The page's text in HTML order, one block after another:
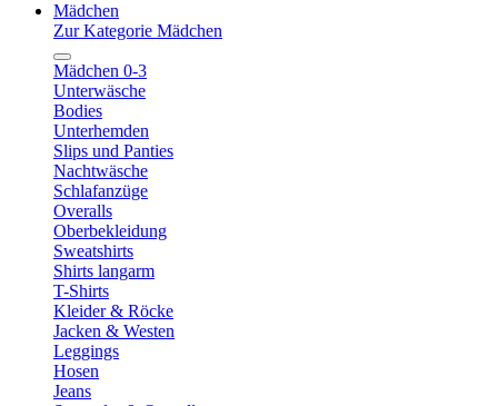
Mädchen
Zur Kategorie Mädchen
Mädchen 0-3
Unterwäsche
Bodies
Unterhemden
Slips und Panties
Nachtwäsche
Schlafanzüge
Overalls
Oberbekleidung
Sweatshirts
Shirts langarm
T-Shirts
Kleider & Röcke
Jacken & Westen
Leggings
Hosen
Jeans